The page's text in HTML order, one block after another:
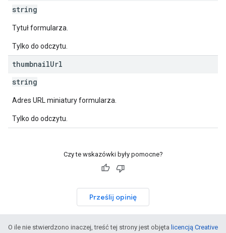
string
Tytuł formularza.
Tylko do odczytu.
thumbnailUrl
string
Adres URL miniatury formularza.
Tylko do odczytu.
Czy te wskazówki były pomocne?
Prześlij opinię
O ile nie stwierdzono inaczej, treść tej strony jest objęta licencją Creative